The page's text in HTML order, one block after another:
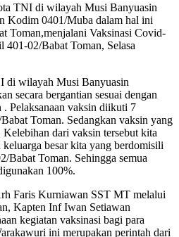
TNI di wilayah Musi Banyuasin
Kodim 0401/Muba dalam hal ini
Toman,menjalani Vaksinasi Covid-
02/Babat Toman, Selasa
di wilayah Musi Banyuasin
secara bergantian sesuai dengan
Pelaksanaan vaksin diikuti 7
Toman. Sedangkan vaksin yang
dari vaksin tersebut kita
besar kita yang berdomisili
Babat Toman. Sehingga semua
100%.
Faris Kurniawan SST MT melalui
Kapten Inf Iwan Setiawan
kegiatan vaksinasi bagi para
ini merupakan perintah dari